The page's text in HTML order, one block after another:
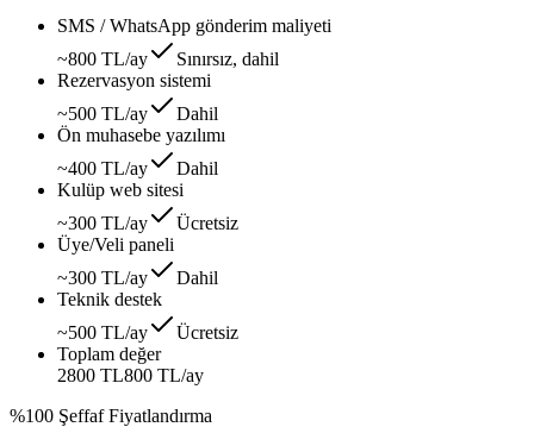
SMS / WhatsApp gönderim maliyeti
~800 TL/ay
Sınırsız, dahil
Rezervasyon sistemi
~500 TL/ay
Dahil
Ön muhasebe yazılımı
~400 TL/ay
Dahil
Kulüp web sitesi
~300 TL/ay
Ücretsiz
Üye/Veli paneli
~300 TL/ay
Dahil
Teknik destek
~500 TL/ay
Ücretsiz
Toplam değer
2800 TL800 TL/ay
%100 Şeffaf Fiyatlandırma